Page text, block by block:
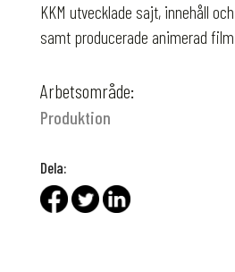
KKM utvecklade sajt, innehåll
samt producerade animerad
Arbetsområde:
Produktion
Dela: